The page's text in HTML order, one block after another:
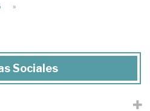
»
Sociales